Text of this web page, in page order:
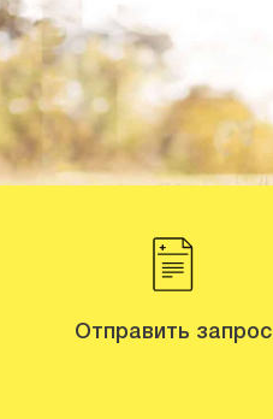
Отправить запрос